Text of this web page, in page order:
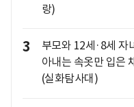
랑)
3
부모와 12세·8세 자
아내는 속옷만 입은
(실화탐사대)